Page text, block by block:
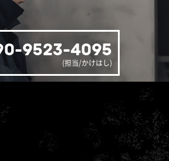
9523-4095
(担当/かけはし)